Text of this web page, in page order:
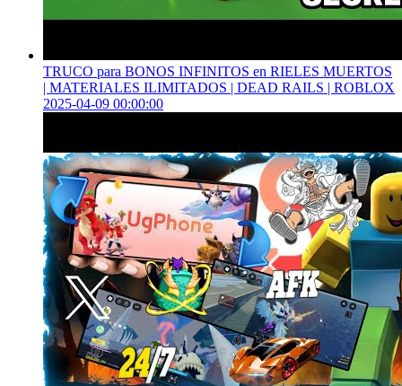
TRUCO para BONOS INFINITOS en RIELES MUERTOS
| MATERIALES ILIMITADOS | DEAD RAILS | ROBLOX
2025-04-09 00:00:00